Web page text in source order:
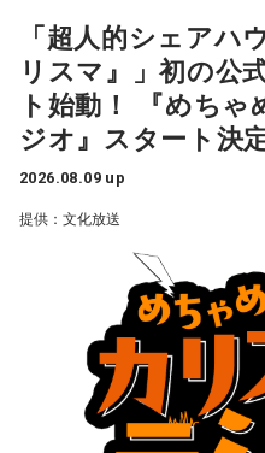
江原：うん。もう、色んなと
なって何かチャラチャラと「
違いしているのでしょう）
がないのね、こういう人って
なくて良かったじゃない。
奥迫：良かったですよ！ も
江原：そうですよ。美しくそ
感じで。カツ丼の二杯でも食
奥迫：カツ丼（笑）！ 良い
ら幅広い分野で活躍していま
に所属する平野さんは、「国
信し、将来の公務を担う人
ています」と話します。
また“国家公務員になるのも
つ人も少なくありませんが、
人材に公務に入っていただき
断力や思考力、人柄重視の区
革もおこなっています」と解
＜リスナーからの質問＞
私はある男性と4年前に職場
上で、高校教師です。とても
と楽しくて、すぐに仲良くな
く、3年半以上、毎日LINEを
り、海に行ったり、お花見を
楽しい時間を過ごしていまし
男性との繋がりが日常になっ
突然、「プライベートで話が
「超人的シェアハ
リスマ』」初の公
ト始動！ 『めち
ジオ』スタート決
2026.08.09 up
提供：文化放送